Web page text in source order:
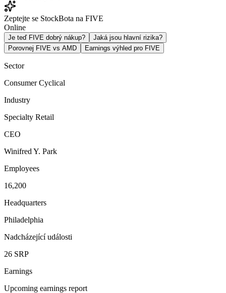
Zeptejte se StockBota na FIVE
Online
Je teď FIVE dobrý nákup?
Jaká jsou hlavní rizika?
Porovnej FIVE vs AMD
Earnings výhled pro FIVE
Sector
Consumer Cyclical
Industry
Specialty Retail
CEO
Winifred Y. Park
Employees
16,200
Headquarters
Philadelphia
Nadcházející události
26 SRP
Earnings
Upcoming earnings report